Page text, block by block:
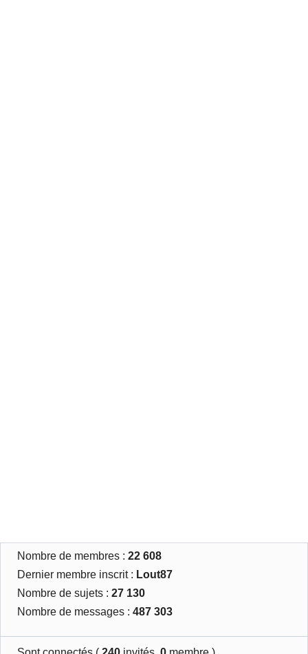
Nombre de membres :22 608
Dernier membre inscrit : Lout87
Nombre de sujets :27 130
Nombre de messages :487 303